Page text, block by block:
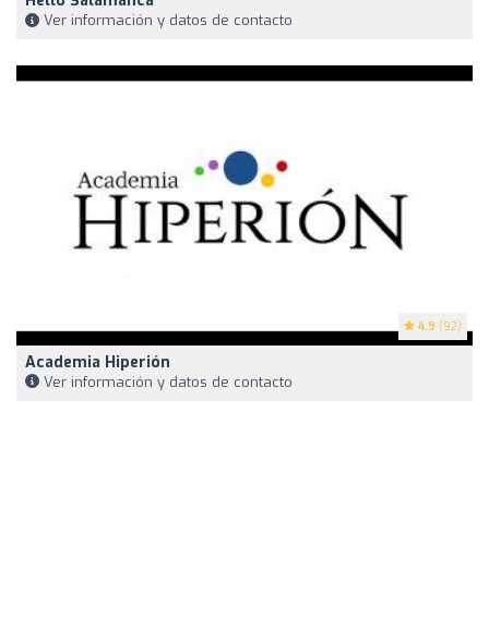
Ver información y datos de contacto
4.9 (92)
Academia Hiperión
Ver información y datos de contacto